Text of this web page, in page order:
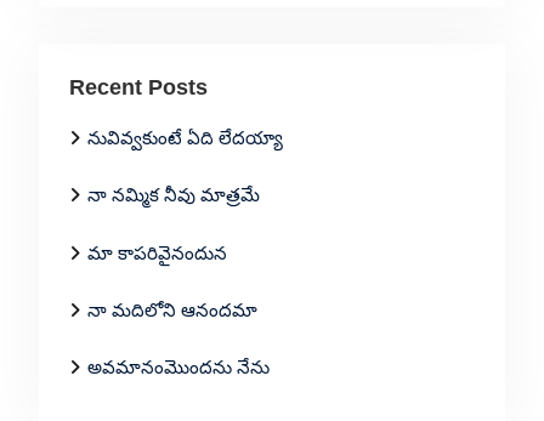
Recent Posts
నువివ్వకుంటే ఏది లేదయ్యా
నా నమ్మిక నీవు మాత్రమే
మా కాపరివైనందున
నా మదిలోని ఆనందమా
అవమానంమొందను నేను